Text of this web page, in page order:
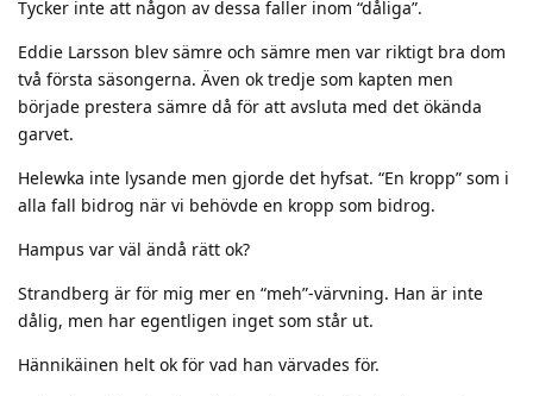
Tycker inte att någon av dessa faller inom “dåliga”.
Eddie Larsson blev sämre och sämre men var riktigt bra dom
två första säsongerna. Även ok tredje som kapten men
började prestera sämre då för att avsluta med det ökända
garvet.
Helewka inte lysande men gjorde det hyfsat. “En kropp” som i
alla fall bidrog när vi behövde en kropp som bidrog.
Hampus var väl ändå rätt ok?
Strandberg är för mig mer en “meh”-värvning. Han är inte
dålig, men har egentligen inget som står ut.
Hännikäinen helt ok för vad han värvades för.